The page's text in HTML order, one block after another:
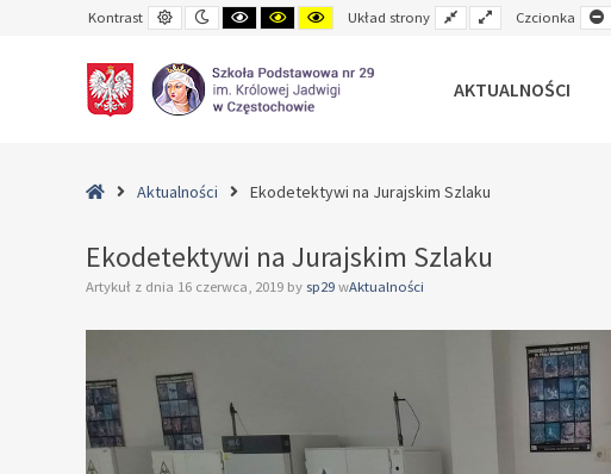
Ekodetektywi
Kontrast
Default
contrast
Night
contrast
Black
and
Black
and
Yellow
and
Układ strony
Fixed
layout
Wide
layout
Czcionka
AKTUALNOŚCI
HomeAktualności Ekodetektywi na Jurajskim Szlaku
Ekodetektywi na Jurajskim Szlaku
Artykuł z dnia 16 czerwca, 2019 by sp29 wAktualności